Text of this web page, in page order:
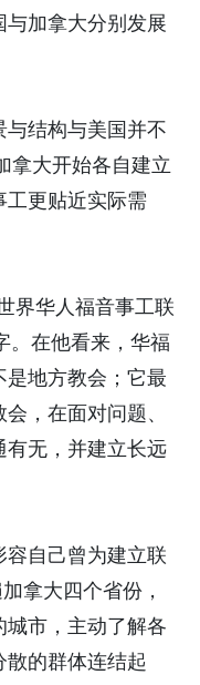
加拿大分别发展
结构与美国并不
拿大开始各自建立
工更贴近实际需
界华人福音事工联
。在他看来，华福
地方教会；它最
，在面对问题、
有无，并建立长远
容自己曾为建立联
拿大四个省份，
市，主动了解各
的群体连结起